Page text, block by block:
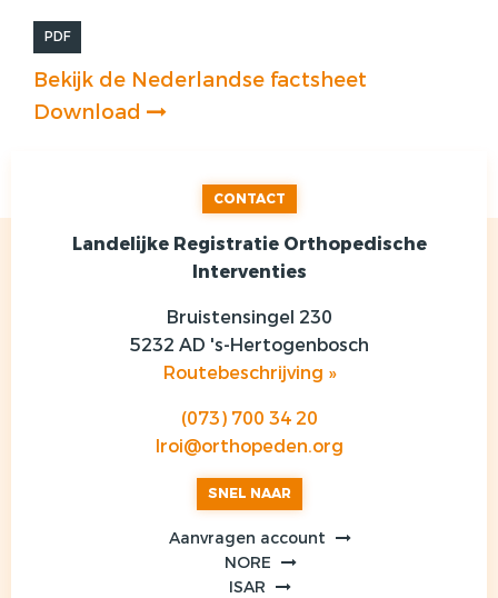
PDF
Bekijk de Nederlandse factsheet
Download
CONTACT
Landelijke Registratie Orthopedische
Interventies
Bruistensingel 230
5232 AD 's-Hertogenbosch
Routebeschrijving »
(073) 700 34 20
lroi@orthopeden.org
SNEL NAAR
Aanvragen account
NORE
ISAR